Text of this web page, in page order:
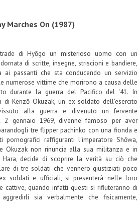
Marches On (1987)
di Hyōgo un misterioso uomo con un
di scritte, insegne, striscioni e bandiere,
ai passanti che sta conducendo un servizio
numerose vittime che morirono a causa delle
durante la guerra del Pacifico del '41. In
Kenzō Okuzak, un ex soldato dell'esercito
alla guerra e divenuto un fervente
2 gennaio 1969, divenne famoso per aver
tre flipper pachinko con una fionda e
raffiguranti l'imperatore Shōwa,
Okuzak non rinuncia alla sua militanza e in
decide di scoprire la verità su ciò che
di tre soldati che vennero giustiziati poco
soldati e ufficiali, si presenterà nelle loro
quando infatti questi si rifiuteranno di
sia verbalmente che fisicamente,